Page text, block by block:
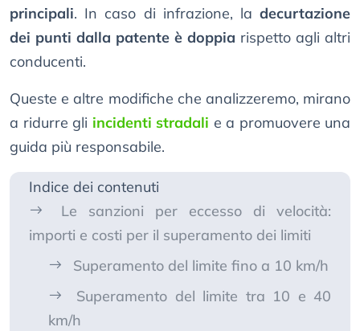
principali. In caso di infrazione, la decurtazione
dei punti dalla patente è doppia rispetto agli altri
conducenti.
Queste e altre modifiche che analizzeremo, mirano
a ridurre gli incidenti stradali e a promuovere una
guida più responsabile.
Indice dei contenuti
Le sanzioni per eccesso di velocità:
importi e costi per il superamento dei limiti
Superamento del limite fino a 10 km/h
Superamento del limite tra 10 e 40
km/h